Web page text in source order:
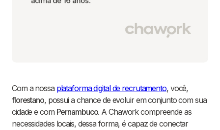
Com a nossa plataforma digital de recrutamento, você,
florestano, possui a chance de evoluir em conjunto com sua
cidade e com Pernambuco. A Chawork compreende as
necessidades locais, dessa forma, é capaz de conectar